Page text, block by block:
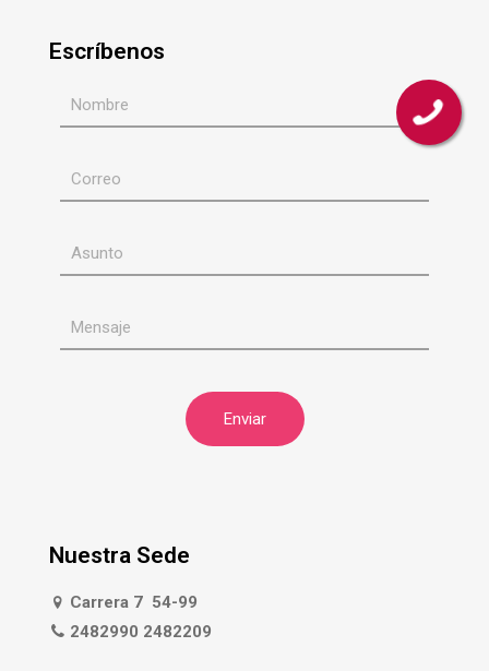
Escríbenos
Nuestra Sede
Carrera 7 54-99
2482990 2482209